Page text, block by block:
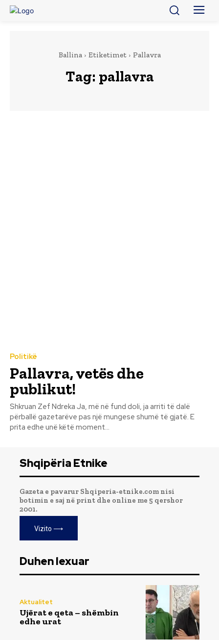
Ballina Etiketimet Pallavra
Tag: pallavra
Politikë
Pallavra, vetës dhe
publikut!
Shkruan Zef Ndreka Ja, më në fund doli, ja arriti të dalë
përballë gazetarëve pas një mungese shumë të gjatë. E
prita edhe unë këtë moment...
Shqipëria Etnike
Gazeta e pavarur Shqiperia-etnike.com nisi
botimin e saj në print dhe online me 5 qershor
2001.
Vizito ⟶
Duhen lexuar
Aktualitet
Ujërat e qeta – shëmbin
edhe urat